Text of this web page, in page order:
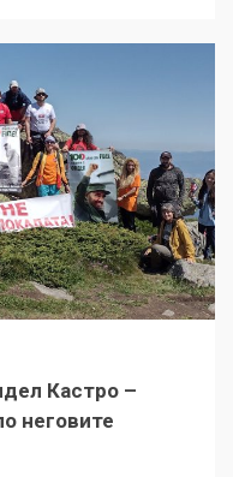
Кастро –
неговите